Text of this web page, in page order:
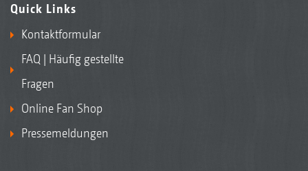
Quick Links
Kontaktformular
FAQ | Häufig gestellte
Fragen
Online Fan Shop
Pressemeldungen